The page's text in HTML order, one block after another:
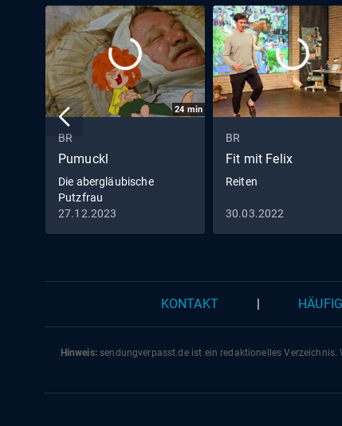
24 min
BR
Pumuckl
Die abergläubische
Putzfrau
27.12.2023
BR
Fit mit Felix
Reiten
30.03.2022
KONTAKT
Hinweis:sendungverpasst.deist ein redaktionelles Verzeichnis.